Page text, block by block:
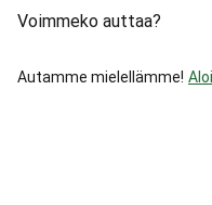
Voimmeko auttaa?
Autamme mielellämme!